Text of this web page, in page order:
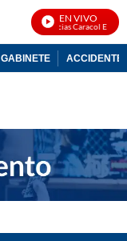
EN VIVO
Noticias Caracol En Vivo
GABINETE ACCIDENTE